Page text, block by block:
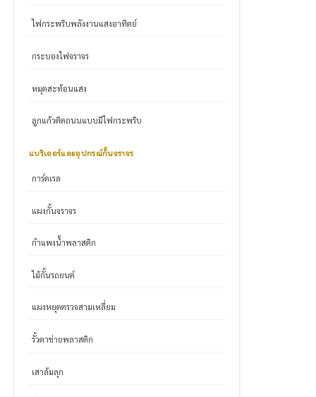
ไฟกระพริบพลังงานแสงอาทิตย์
กระบองไฟจราจร
หมุดสะท้อนแสง
ลูกแก้วติดถนนแบบมีไฟกระพริบ
แบริเออร์และอุปกรณ์กั้นจราจร
การ์ดเรล
แผงกั้นจราจร
กำแพงน้ำพลาสติก
ไม้กั้นรถยนต์
แผงหยุดตรวจสามเหลี่ยม
รั้วตาข่ายพลาสติก
เสาล้มลุก